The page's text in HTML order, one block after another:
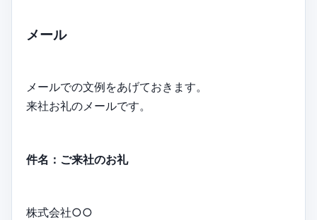
メール
メールでの文例をあげておきます。
来社お礼のメールです。
件名：ご来社のお礼
株式会社○○